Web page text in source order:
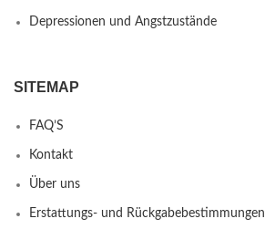
Depressionen und Angstzustände
SITEMAP
FAQ’S
Kontakt
Über uns
Erstattungs- und Rückgabebestimmungen